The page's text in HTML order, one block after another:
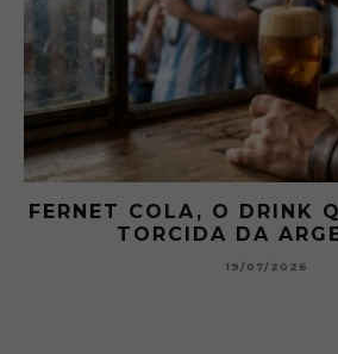
GIBSON: O PICLES
HISTÓRIA DOS
15/07/2026